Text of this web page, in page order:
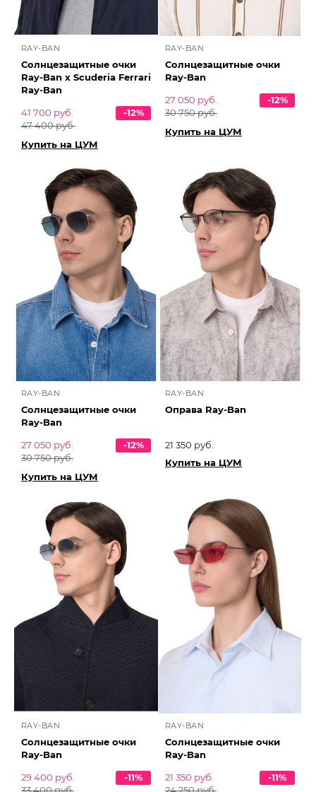
RAY-BAN
Солнцезащитные очки
Ray-Ban x Scuderia Ferrari
Ray-Ban
41 700 руб.
47 400 руб.
-12%
Купить на ЦУМ
RAY-BAN
Солнцезащитные очки
Ray-Ban
27 050 руб.
30 750 руб.
-12%
Купить на ЦУМ
RAY-BAN
Солнцезащитные очки
Ray-Ban
27 050 руб.
30 750 руб.
-12%
Купить на ЦУМ
RAY-BAN
Оправа Ray-Ban
21 350 руб.
Купить на ЦУМ
RAY-BAN
Солнцезащитные очки
Ray-Ban
29 400 руб.
-11%
RAY-BAN
Солнцезащитные очки
Ray-Ban
21 350 руб.
-11%